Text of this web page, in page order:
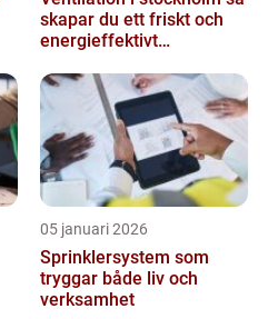
skapar du ett friskt och
energieffektivt
05 januari 2026
Sprinklersystem som
tryggar både liv och
verksamhet